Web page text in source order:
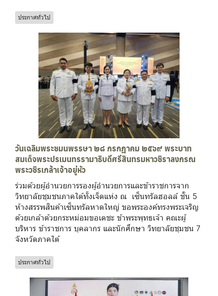
ประกาศทั่วไป
วันเฉลิมพระชมนพรรษา ๒๘ กรกฎาคม ๒๕๖๙ พระบาท
สมเด็จพระปรเมนทรรามาธิบดีศรีสินทรมหาวชิราลงกรณ
พระวชิรเกล้าเจ้าอยู่หัว
ร่วมด้วยผู้อำนวยการรองผู้อำนวยการและข้าราชการจาก
วิทยาลัยชุมชนภาคใต้ทั้งเจ็ดแห่ง ณ เซ็นทรัลฮอลล์ ชั้น 5
ห้างสรรพสินค้าเซ็นทรัลหาดใหญ่ ขอพระองค์ทรงพระเจริญ
ด้วยเกล้าด้วยกระหม่อมขอเดชะ ข้าพระพุทธเจ้า คณะผู้
บริหาร ข้าราชการ บุคลากร และนักศึกษา วิทยาลัยชุมชน 7
จังหวัดภาคใต้
ประกาศทั่วไป